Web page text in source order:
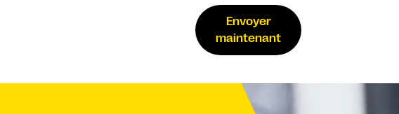
Envoyer
maintenant